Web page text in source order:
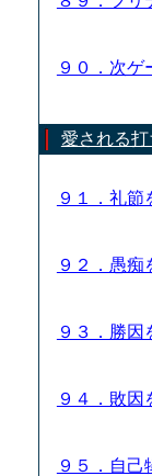
９０．次
愛される打
９１．礼
９２．愚
９３．勝
９４．敗
９５．自